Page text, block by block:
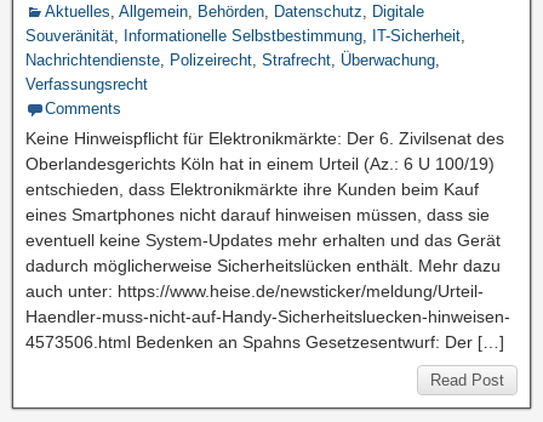
Aktuelles, Allgemein, Behörden, Datenschutz, Digitale
Souveränität, Informationelle Selbstbestimmung, IT-Sicherheit,
Nachrichtendienste, Polizeirecht, Strafrecht, Überwachung,
Verfassungsrecht
Comments
Keine Hinweispflicht für Elektronikmärkte: Der 6. Zivilsenat des
Oberlandesgerichts Köln hat in einem Urteil (Az.: 6 U 100/19)
entschieden, dass Elektronikmärkte ihre Kunden beim Kauf
eines Smartphones nicht darauf hinweisen müssen, dass sie
eventuell keine System-Updates mehr erhalten und das Gerät
dadurch möglicherweise Sicherheitslücken enthält. Mehr dazu
auch unter: https://www.heise.de/newsticker/meldung/Urteil-
Haendler-muss-nicht-auf-Handy-Sicherheitsluecken-hinweisen-
4573506.html Bedenken an Spahns Gesetzesentwurf: Der […]
Read Post